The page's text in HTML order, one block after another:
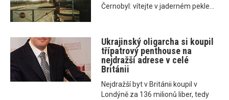
Černobyl: vítejte v jaderném pekle...
Ukrajinský oligarcha si koupil
třípatrový penthouse na
nejdražší adrese v celé
Británii
Nejdražší byt v Británii koupil v
Londýně za 136 milionů liber, tedy